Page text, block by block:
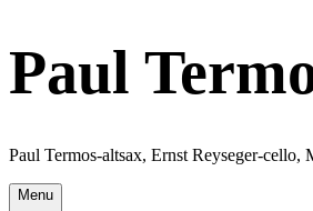
Paul
Paul Termos-altsax, Ernst Reyseger-cello,
Menu